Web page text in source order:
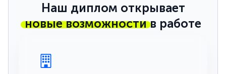
Наш диплом открывает
новые возможностив работе